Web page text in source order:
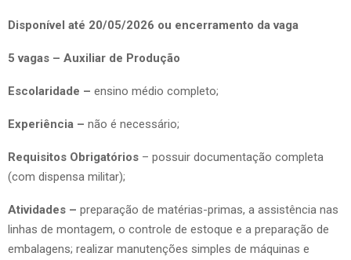
Disponível até 20/05/2026 ou encerramento da vaga
5 vagas – Auxiliar de Produção
Escolaridade – ensino médio completo;
Experiência – não é necessário;
Requisitos Obrigatórios – possuir documentação completa
(com dispensa militar);
Atividades – preparação de matérias-primas, a assistência nas
linhas de montagem, o controle de estoque e a preparação de
embalagens; realizar manutenções simples de máquinas e